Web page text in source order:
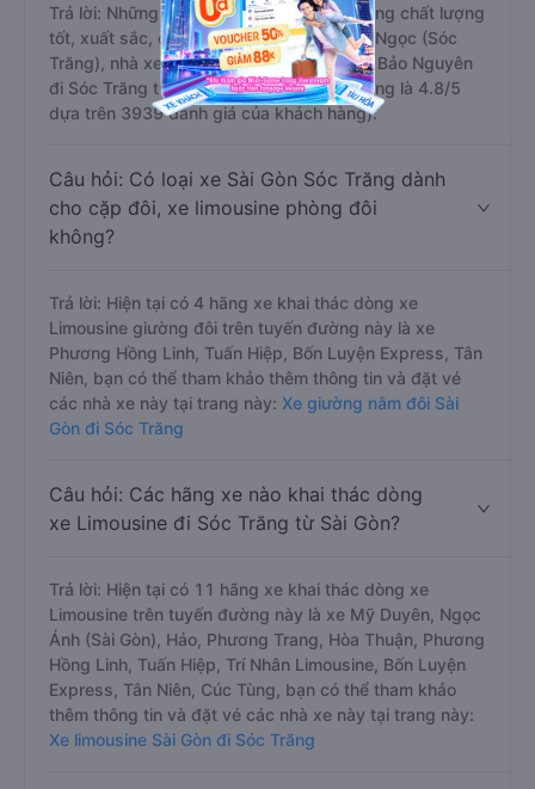
Trả lời: Những hãng xe đi Sài Gòn Sóc Trăng chất lượng
tốt, xuất sắc, cao cấp nhất là nhà xe Bảo Ngọc (Sóc
Trăng), nhà xe Bảo Hân (Cà Mau), nhà xe Bảo Nguyên
đi Sóc Trăng từ Sài Gòn với điểm chất lượng là 4.8/5
dựa trên 3939 đánh giá của khách hàng).
Câu hỏi: Có loại xe Sài Gòn Sóc Trăng dành
cho cặp đôi, xe limousine phòng đôi
không?
Trả lời: Hiện tại có 4 hãng xe khai thác dòng xe
Limousine giường đôi trên tuyến đường này là xe
Phương Hồng Linh, Tuấn Hiệp, Bốn Luyện Express, Tân
Niên, bạn có thể tham khảo thêm thông tin và đặt vé
các nhà xe này tại trang này: Xe giường nằm đôi Sài
Gòn đi Sóc Trăng
Câu hỏi: Các hãng xe nào khai thác dòng
xe Limousine đi Sóc Trăng từ Sài Gòn?
Trả lời: Hiện tại có 11 hãng xe khai thác dòng xe
Limousine trên tuyến đường này là xe Mỹ Duyên, Ngọc
Ánh (Sài Gòn), Hảo, Phương Trang, Hòa Thuận, Phương
Hồng Linh, Tuấn Hiệp, Trí Nhân Limousine, Bốn Luyện
Express, Tân Niên, Cúc Tùng, bạn có thể tham khảo
thêm thông tin và đặt vé các nhà xe này tại trang này:
Xe limousine Sài Gòn đi Sóc Trăng